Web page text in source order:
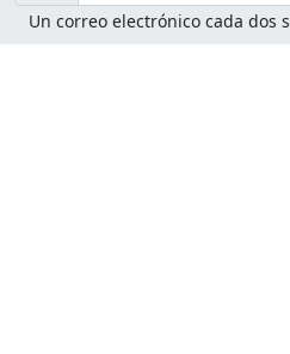
Un correo electrónico cada dos